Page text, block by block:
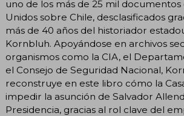
uno de los más de 25 mil documentos
Unidos sobre Chile, desclasificados
más de 40 años del historiador
Kornbluh. Apoyándose en archivos
organismos como la CIA, el
el Consejo de Seguridad Nacional,
reconstruye en este libro cómo la
impedir la asunción de Salvador
Presidencia, gracias al rol clave del